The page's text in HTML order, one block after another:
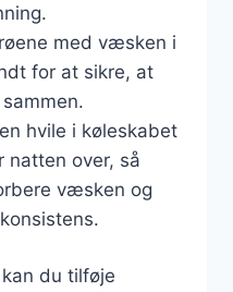
med væsken i
for at sikre, at
hvile i køleskabet
natten over, så
væsken og
du tilføje